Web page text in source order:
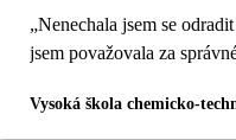
„Nenechala jsem se
jsem považovala za
Vysoká škola chemicko-